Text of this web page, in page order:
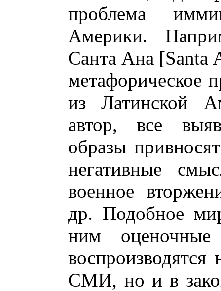
проблема
Америки.
Санта Ана [Santa
метафорическое
из Латинской
автор, все
образы
негативные
военное
др. Подобное
ним оценочные
воспроизводятся
СМИ, но и в